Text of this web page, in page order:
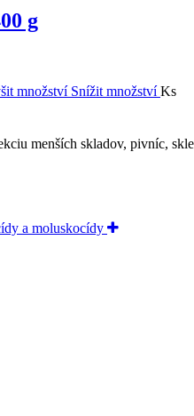
g
množství Snížit množstvíKs
menších skladov, pivníc,
a moluskocídy